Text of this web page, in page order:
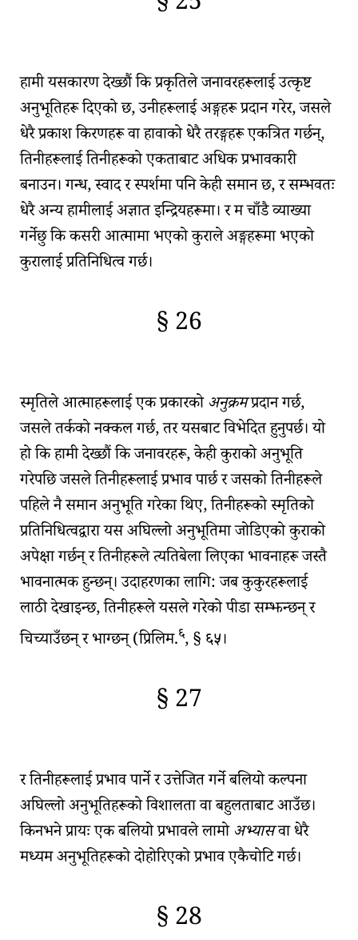
हामी यसकारण देख्छौं कि प्रकृतिले जनावरहरूलाईउत्कृष्ट
अनुभूतिहरूदिएको छ, उनीहरूलाई अङ्गहरू प्रदान गरेर, जसले
धेरै प्रकाश किरणहरू वा हावाको धेरै तरङ्गहरू एकत्रित गर्छन्,
तिनीहरूलाई तिनीहरूको एकताबाट अधिक प्रभावकारी
बनाउन। गन्ध, स्वाद र स्पर्शमा पनि केही समान छ, र सम्भवतः
धेरै अन्य हामीलाई अज्ञात इन्द्रियहरूमा। र म चाँडै व्याख्या
गर्नेछु कि कसरी आत्मामा भएको कुराले अङ्गहरूमा भएको
कुरालाई प्रतिनिधित्व गर्छ।
§ 26
स्मृतिले आत्माहरूलाई एक प्रकारकोअनुक्रमप्रदान गर्छ,
जसले तर्कको नक्कल गर्छ, तर यसबाट विभेदित हुनुपर्छ। यो
हो कि हामी देख्छौं कि जनावरहरू, केही कुराको अनुभूति
गरेपछि जसले तिनीहरूलाई प्रभाव पार्छ र जसको तिनीहरूले
पहिले नै समान अनुभूति गरेका थिए, तिनीहरूको स्मृतिको
प्रतिनिधित्वद्वारा यस अघिल्लो अनुभूतिमा जोडिएको कुराको
अपेक्षा गर्छन् र तिनीहरूले त्यतिबेला लिएका भावनाहरू जस्तै
भावनात्मक हुन्छन्। उदाहरणका लागि: जब कुकुरहरूलाई
लाठी देखाइन्छ, तिनीहरूले यसले गरेको पीडा सम्झन्छन् र
चिच्याउँछन् र भाग्छन् (प्रिलिम.६, § ६५।
§ 27
र तिनीहरूलाई प्रभाव पार्ने र उत्तेजित गर्नेबलियो कल्पना
अघिल्लो अनुभूतिहरूको विशालता वा बहुलताबाट आउँछ।
किनभने प्रायः एक बलियो प्रभावले लामोअभ्यासवा धेरै
मध्यम अनुभूतिहरूको दोहोरिएको प्रभाव एकैचोटि गर्छ।
§ 28